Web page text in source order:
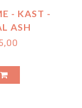
- KAST -
ASH